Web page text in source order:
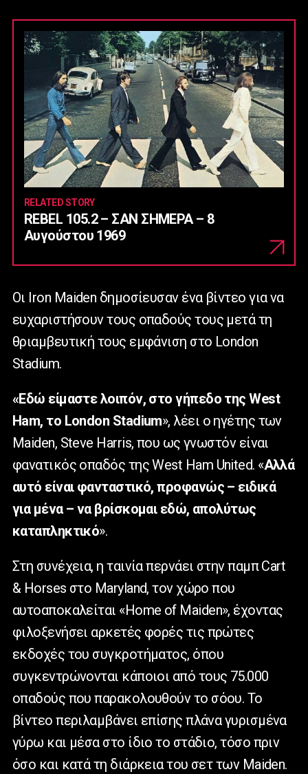
RELATED STORY
REBEL 105.2 – ΣΑΝ ΣΗΜΕΡΑ – 8
Αυγούστου 1969
Οι Iron Maiden δημοσίευσαν ένα βίντεο για να
ευχαριστήσουν τους οπαδούς τους μετά τη
θριαμβευτική τους εμφάνιση στο London
Stadium.
«Εδώ είμαστε λοιπόν, στο γήπεδο της West
Ham, το London Stadium», λέει ο ηγέτης των
Maiden, Steve Harris, που ως γνωστόν είναι
φανατικός οπαδός της West Ham United. «Αλλά
αυτό είναι φανταστικό, προφανώς – ειδικά
για μένα – να βρίσκομαι εδώ, απολύτως
καταπληκτικό».
Στη συνέχεια, η ταινία περνάει στην παμπ Cart
& Horses στο Maryland, τον χώρο που
αυτοαποκαλείται «Home of Maiden», έχοντας
φιλοξενήσει αρκετές φορές τις πρώτες
εκδοχές του συγκροτήματος, όπου
συγκεντρώνονται κάποιοι από τους 75.000
οπαδούς που παρακολουθούν το σόου. Το
βίντεο περιλαμβάνει επίσης πλάνα γυρισμένα
γύρω και μέσα στο ίδιο το στάδιο, τόσο πριν
όσο και κατά τη διάρκεια του σετ των Maiden.